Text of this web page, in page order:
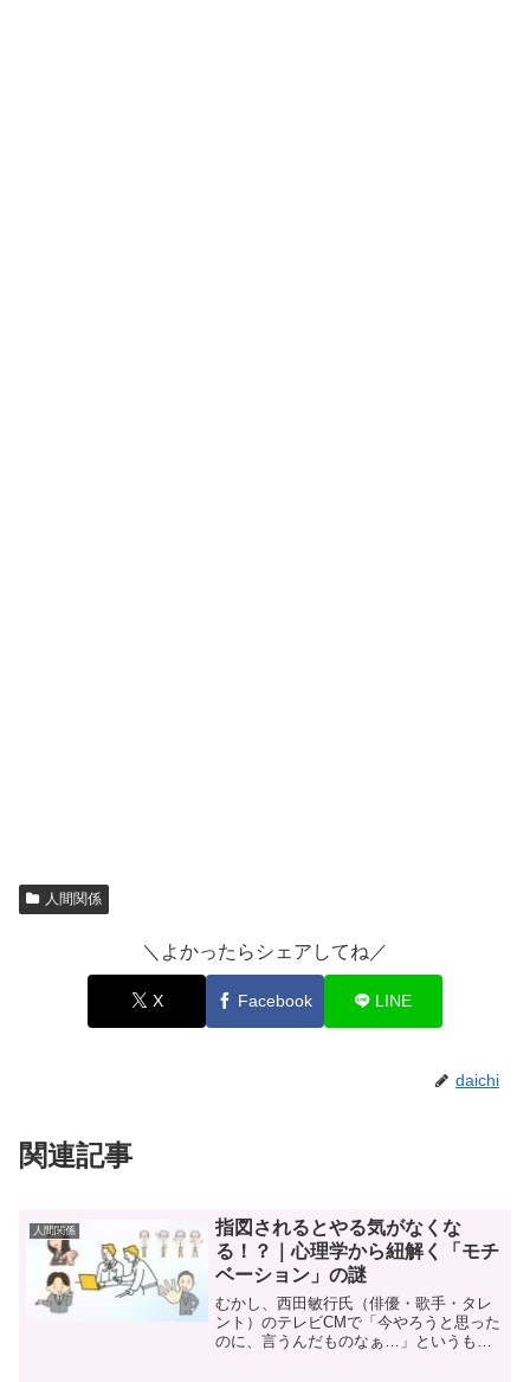
人間関係
＼よかったらシェアしてね／
X Facebook LINE
daichi
関連記事
人間関係
指図されるとやる気がなくな
る！？｜心理学から紐解く「モチ
ベーション」の謎
むかし、西田敏行氏（俳優・歌手・タレ
ント）のテレビCMで「今やろうと思った
のに、言うんだものなぁ…」というもの